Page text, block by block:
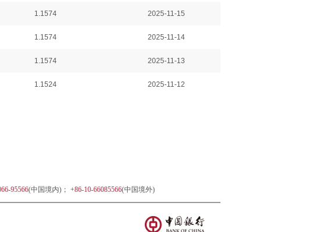
1.1574 2025-11-15
1.1574 2025-11-14
1.1574 2025-11-13
1.1524 2025-11-12
95566(中国境内)； +86-10-66085566(中国境外)